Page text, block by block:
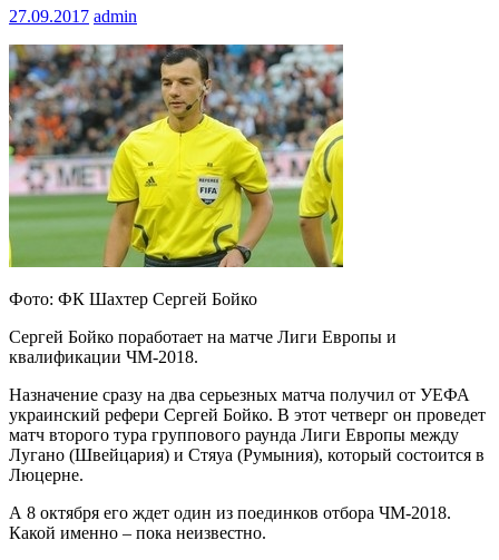
27.09.2017 admin
Фото: ФК Шахтер Сергей Бойко
Сергей Бойко поработает на матче Лиги Европы и
квалификации ЧМ-2018.
Назначение сразу на два серьезных матча получил от УЕФА
украинский рефери Сергей Бойко. В этот четверг он проведет
матч второго тура группового раунда Лиги Европы между
Лугано (Швейцария) и Стяуа (Румыния), который состоится в
Люцерне.
А 8 октября его ждет один из поединков отбора ЧМ-2018.
Какой именно – пока неизвестно.